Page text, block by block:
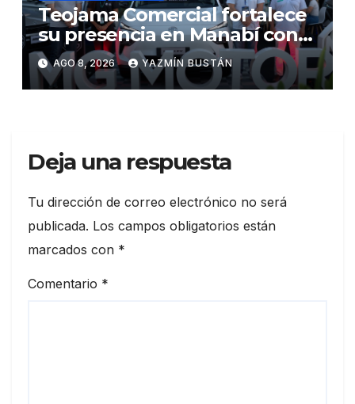
Teojama Comercial fortalece
su presencia en Manabí con
una apuesta por la movilidad
híbrida y eléctrica durante
ExpoAuto del Pacífico 2026
AGO 8, 2026 YAZMÍN BUSTÁN
Deja una respuesta
Tu dirección de correo electrónico no será
publicada. Los campos obligatorios están
marcados con *
Comentario *